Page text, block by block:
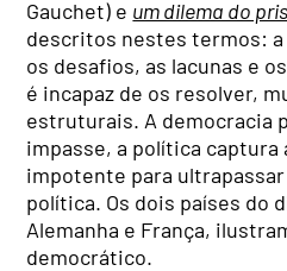
Gauchet) e um dilema do
descritos nestes termos:
os desafios, as lacunas e
é incapaz de os resolver,
estruturais. A democracia
impasse, a política captura
impotente para
política. Os dois países do
Alemanha e França,
democrático.